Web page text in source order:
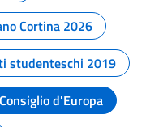
Cortina 2026
studenteschi 2019
Consiglio d'Europa